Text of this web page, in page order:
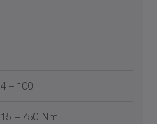
4 – 100
15 – 750 Nm